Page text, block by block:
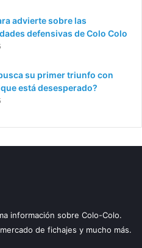
advierte sobre las
defensivas de Colo Colo
su primer triunfo con
está desesperado?
información sobre Colo-Colo.
de fichajes y mucho más.